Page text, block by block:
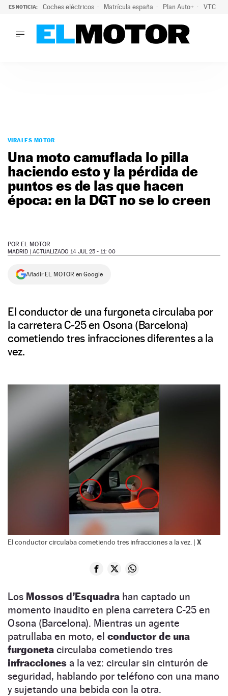
ES NOTICIA: Coches eléctricos Matrícula españa Plan Auto+ VTC
PODCAST
MOTOS
TECNOLOGÍA
SUPERCOCHES
MOTORTV
PREMIOS
NEWSLETTER
SÍGUENOS
VIRALES MOTOR
Una moto camuflada lo pilla
haciendo esto y la pérdida de
puntos es de las que hacen
época: en la DGT no se lo creen
POR EL MOTOR
MADRID | ACTUALIZADO 14 JUL 25 - 11: 00
Añadir EL MOTOR en Google
El conductor de una furgoneta circulaba por
la carretera C-25 en Osona (Barcelona)
cometiendo tres infracciones diferentes a la
vez.
El conductor circulaba cometiendo tres infracciones a la vez. | X
Los Mossos d’Esquadra han captado un
momento inaudito en plena carretera C-25 en
Osona (Barcelona). Mientras un agente
patrullaba en moto, el conductor de una
furgoneta circulaba cometiendo tres
infracciones a la vez: circular sin cinturón de
seguridad, hablando por teléfono con una mano
y sujetando una bebida con la otra.